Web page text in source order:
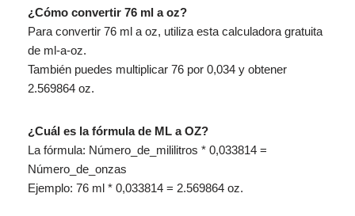
¿Cómo convertir 76 ml a oz?
Para convertir 76 ml a oz, utiliza esta calculadora gratuita
de ml-a-oz.
También puedes multiplicar 76 por 0,034 y obtener
2.569864 oz.
¿Cuál es la fórmula de ML a OZ?
La fórmula: Número_de_mililitros * 0,033814 =
Número_de_onzas
Ejemplo: 76 ml * 0,033814 = 2.569864 oz.